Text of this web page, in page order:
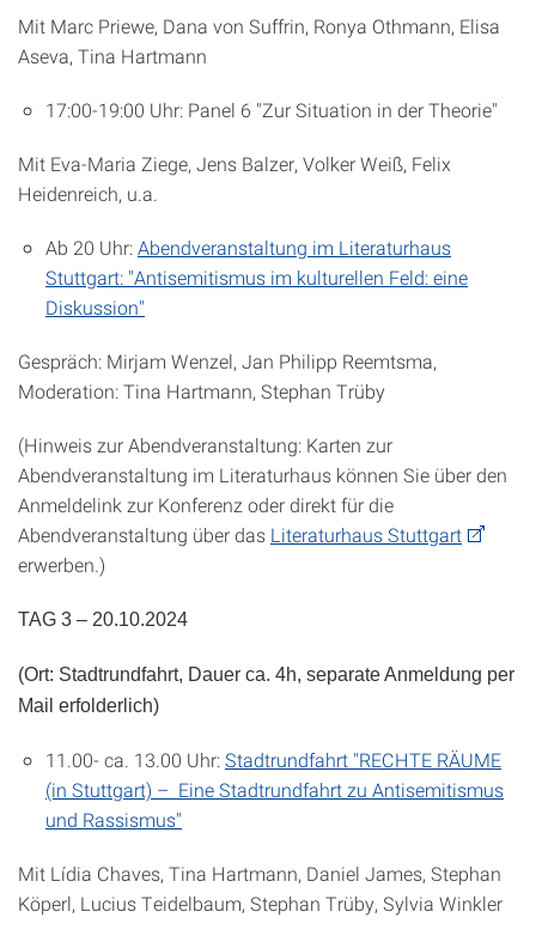
Mit Marc Priewe, Dana von Suffrin, Ronya Othmann, Elisa
Aseva, Tina Hartmann
17:00-19:00 Uhr: Panel 6 "Zur Situation in der Theorie"
Mit Eva-Maria Ziege, Jens Balzer, Volker Weiß, Felix
Heidenreich, u.a.
Ab 20 Uhr:Abendveranstaltung im Literaturhaus
Stuttgart: "Antisemitismus im kulturellen Feld: eine
Diskussion"
Gespräch: Mirjam Wenzel, Jan Philipp Reemtsma,
Moderation: Tina Hartmann, Stephan Trüby
(Hinweis zur Abendveranstaltung: Karten zur
Abendveranstaltung im Literaturhaus können Sie über den
Anmeldelink zur Konferenz oder direkt für die
Abendveranstaltung über das Literaturhaus Stuttgart
erwerben.)
TAG 3 – 20.10.2024
(Ort: Stadtrundfahrt, Dauer ca. 4h, separate Anmeldung per
Mail erfolderlich)
11.00- ca. 13.00 Uhr:Stadtrundfahrt "RECHTE RÄUME
(in Stuttgart) – Eine Stadtrundfahrt zu Antisemitismus
und Rassismus"
Mit Lídia Chaves, Tina Hartmann, Daniel James, Stephan
Köperl, Lucius Teidelbaum, Stephan Trüby, Sylvia Winkler